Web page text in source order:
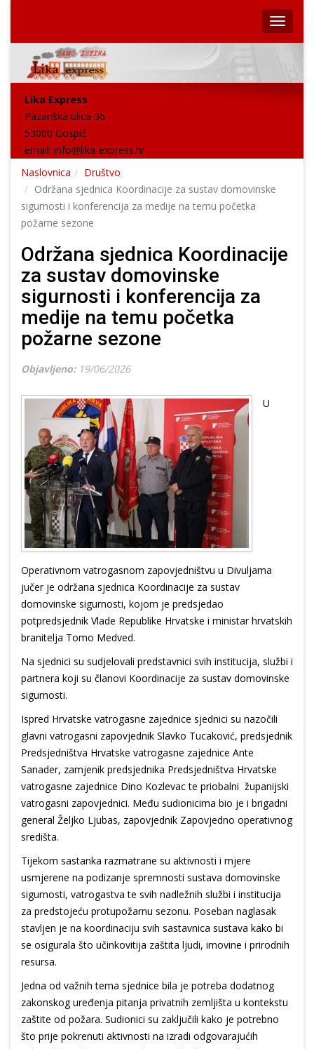
Lika Express
Pazariška ulica 36
53000 Gospić
email: info@lika-express.hr
Naslovnica
Društvo
Održana sjednica Koordinacije za sustav domovinske
sigurnosti i konferencija za medije na temu početka
požarne sezone
Održana sjednica Koordinacije
za sustav domovinske
sigurnosti i konferencija za
medije na temu početka
požarne sezone
Objavljeno: 19/06/2026
U
Operativnom vatrogasnom zapovjedništvu u Divuljama
jučer je održana sjednica Koordinacije za sustav
domovinske sigurnosti, kojom je predsjedao
potpredsjednik Vlade Republike Hrvatske i ministar hrvatskih
branitelja Tomo Medved.
Na sjednici su sudjelovali predstavnici svih institucija, službi i
partnera koji su članovi Koordinacije za sustav domovinske
sigurnosti.
Ispred Hrvatske vatrogasne zajednice sjednici su nazočili
glavni vatrogasni zapovjednik Slavko Tucaković, predsjednik
Predsjedništva Hrvatske vatrogasne zajednice Ante
Sanader, zamjenik predsjednika Predsjedništva Hrvatske
vatrogasne zajednice Dino Kozlevac te priobalni županijski
vatrogasni zapovjednici. Među sudionicima bio je i brigadni
general Željko Ljubas, zapovjednik Zapovjedno operativnog
središta.
Tijekom sastanka razmatrane su aktivnosti i mjere
usmjerene na podizanje spremnosti sustava domovinske
sigurnosti, vatrogastva te svih nadležnih službi i institucija
za predstojeću protupožarnu sezonu. Poseban naglasak
stavljen je na koordinaciju svih sastavnica sustava kako bi
se osigurala što učinkovitija zaštita ljudi, imovine i prirodnih
resursa.
Jedna od važnih tema sjednice bila je potreba dodatnog
zakonskog uređenja pitanja privatnih zemljišta u kontekstu
zaštite od požara. Sudionici su zaključili kako je potrebno
što prije pokrenuti aktivnosti na izradi odgovarajućih